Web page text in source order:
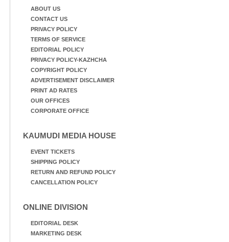
ABOUT US
CONTACT US
PRIVACY POLICY
TERMS OF SERVICE
EDITORIAL POLICY
PRIVACY POLICY-KAZHCHA
COPYRIGHT POLICY
ADVERTISEMENT DISCLAIMER
PRINT AD RATES
OUR OFFICES
CORPORATE OFFICE
KAUMUDI MEDIA HOUSE
EVENT TICKETS
SHIPPING POLICY
RETURN AND REFUND POLICY
CANCELLATION POLICY
ONLINE DIVISION
EDITORIAL DESK
MARKETING DESK